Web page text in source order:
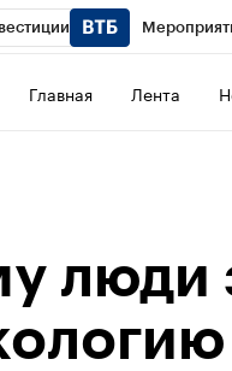
Главная Лента
люди